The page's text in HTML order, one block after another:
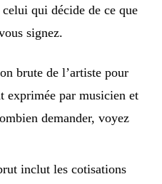
qui décide de ce que
signez.
brute de l’artiste pour
exprimée par musicien et
demander, voyez
inclut les cotisations